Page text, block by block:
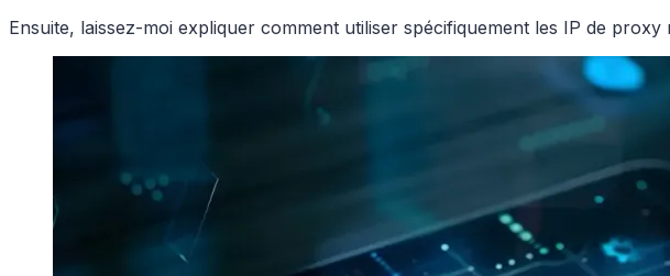
Ensuite, laissez-moi expliquer comment utiliser spécifiquement les IP de